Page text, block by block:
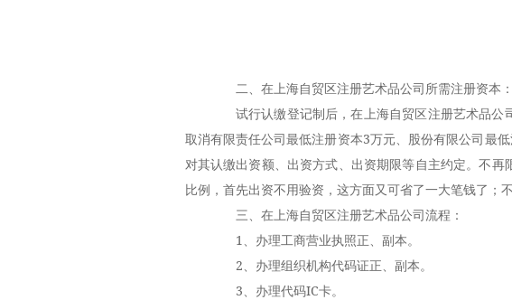
二、在上海自贸区注册艺术品公司所需注册资本：
试行认缴登记制后，在上海自贸区注册艺术品公
取消有限责任公司最低注册资本3万元、股份有限公司最
对其认缴出资额、出资方式、出资期限等自主约定。不
比例，首先出资不用验资，这方面又可省了一大笔钱了；
三、在上海自贸区注册艺术品公司流程：
1、办理工商营业执照正、副本。
2、办理组织机构代码证正、副本。
3、办理代码IC卡。